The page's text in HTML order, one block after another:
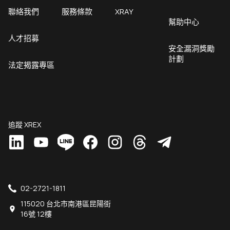
聯絡我們
人才招募
法定揭露專區
服務條款 XRAY
幫助中心
安全漏洞獎勵
計劃
追蹤 XREX
02-2721-1811
115020 台北市南港區昆陽街
16號 12樓